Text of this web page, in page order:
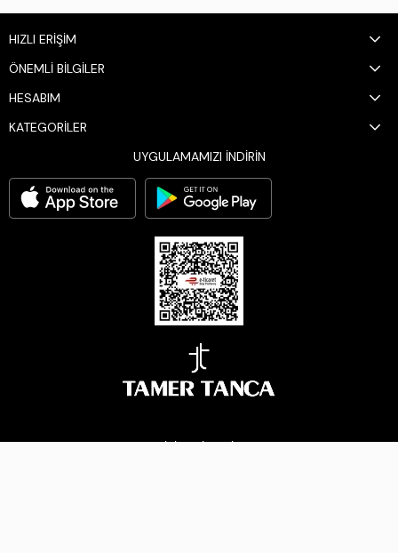
HIZLI ERİŞİM
ÖNEMLİ BİLGİLER
HESABIM
KATEGORİLER
UYGULAMAMIZI İNDİRİN
BİZİ TAKİP EDİN